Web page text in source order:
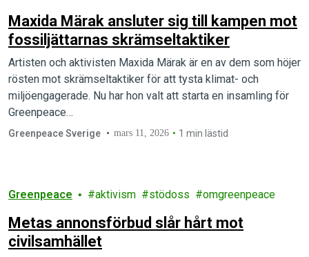
Maxida Märak ansluter sig till kampen mot
fossiljättarnas skrämseltaktiker
Artisten och aktivisten Maxida Märak är en av dem som höjer
rösten mot skrämseltaktiker för att tysta klimat- och
miljöengagerade. Nu har hon valt att starta en insamling för
Greenpeace…
Greenpeace Sverige mars 11, 2026 1 min lästid
Greenpeace aktivism stödoss omgreenpeace
Metas annonsförbud slår hårt mot
civilsamhället